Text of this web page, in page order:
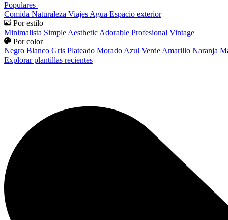
Populares
Comida Naturaleza Viajes Agua Espacio exterior
Por estilo
Minimalista Simple Aesthetic Adorable Profesional Vintage
Por color
Negro Blanco Gris Plateado Morado Azul Verde Amarillo Naranja
Explorar plantillas recientes